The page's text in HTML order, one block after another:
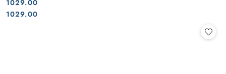
Cena:
1029.00
Cena:
1029.00